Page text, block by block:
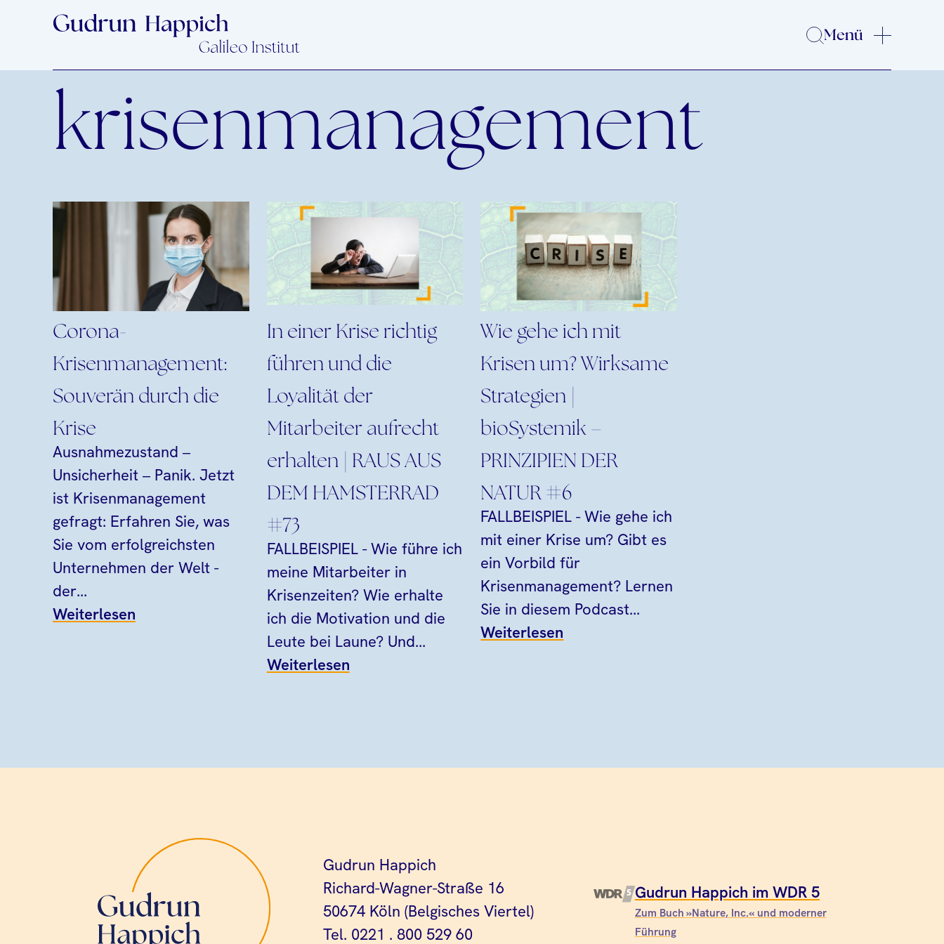
Menü
krisenmanagement
Corona-
Krisenmanagement:
Souverän durch die
Krise
Ausnahmezustand –
Unsicherheit – Panik. Jetzt
ist Krisenmanagement
gefragt: Erfahren Sie, was
Sie vom erfolgreichsten
Unternehmen der Welt -
der...
Weiterlesen
In einer Krise richtig
führen und die
Loyalität der
Mitarbeiter aufrecht
erhalten | RAUS AUS
DEM HAMSTERRAD
#73
FALLBEISPIEL - Wie führe ich
meine Mitarbeiter in
Krisenzeiten? Wie erhalte
ich die Motivation und die
Leute bei Laune? Und...
Weiterlesen
Wie gehe ich mit
Krisen um? Wirksame
Strategien |
bioSystemik –
PRINZIPIEN DER
NATUR #6
FALLBEISPIEL - Wie gehe ich
mit einer Krise um? Gibt es
ein Vorbild für
Krisenmanagement? Lernen
Sie in diesem Podcast...
Weiterlesen
Gudrun Happich
Richard-Wagner-Straße 16
50674 Köln (Belgisches Viertel)
Tel. 0221 . 800 529 60
Gudrun Happich im WDR 5
Zum Buch »Nature, Inc.« und moderner
Führung